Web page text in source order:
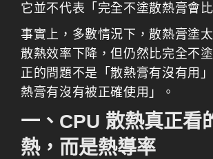
它並不代表「完全不塗散熱膏會比
事實上，多數情況下，散熱膏塗
散熱效率下降，但仍然比完全不
正的問題不是「散熱膏有沒有用
熱膏有沒有被正確使用」。
一、CPU 散熱真正看
熱，而是熱導率